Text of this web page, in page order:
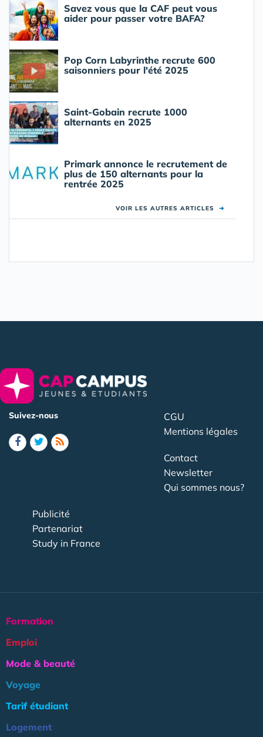
Savez vous que la CAF peut vous
aider pour passer votre BAFA?
Pop Corn Labyrinthe recrute 600
saisonniers pour l'été 2025
Saint-Gobain recrute 1000
alternants en 2025
Primark annonce le recrutement de
plus de 150 alternants pour la
rentrée 2025
VOIR LES AUTRES ARTICLES ➜
Suivez-nous
CGU
Mentions légales
Contact
Newsletter
Qui sommes nous?
Publicité
Partenariat
Study in France
Formation
Emploi
Mode & beauté
Voyage
Tarif étudiant
Logement